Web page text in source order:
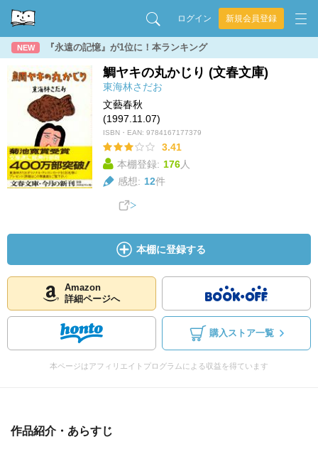
ログイン 新規会員登録
NEW 『永遠の記憶』が1位に！本ランキング
鯛ヤキの丸かじり (文春文庫)
東海林さだお
文藝春秋
(1997.11.07)
ISBN・EAN: 9784167177379
3.41
本棚登録: 176人
感想: 12件
本棚に登録する
Amazon
詳細ページへ
購入ストア一覧
本ページはアフィリエイトプログラムによる収益を得ています
作品紹介・あらすじ